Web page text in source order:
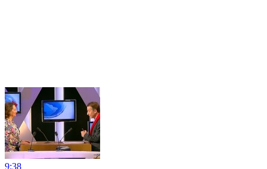
9:38